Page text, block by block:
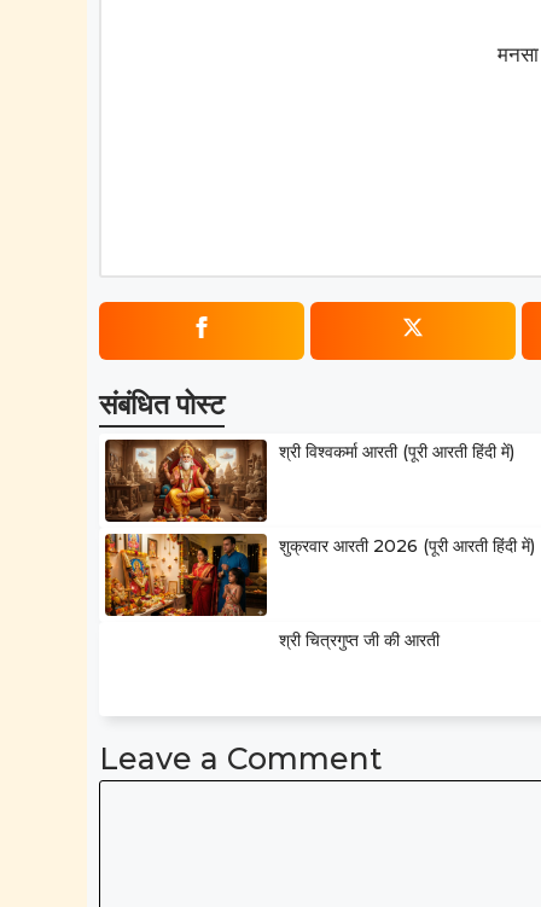
मनसा
संबंधित पोस्ट
श्री विश्वकर्मा आरती (पूरी आरती हिंदी में)
शुक्रवार आरती 2026 (पूरी आरती हिंदी में)
श्री चित्रगुप्त जी की आरती
Leave a Comment